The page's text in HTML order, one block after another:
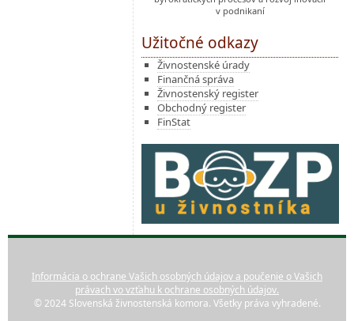
v podnikaní
Užitočné odkazy
Živnostenské úrady
Finančná správa
Živnostenský register
Obchodný register
FinStat
Informácia o ochrane Vašich osobných údajov a poučenie o Vašich
právach vo vzťahu k ochrane osobných údajov.
© 2024 Slovenská živnostenská komora. Všetky práva vyhradené.